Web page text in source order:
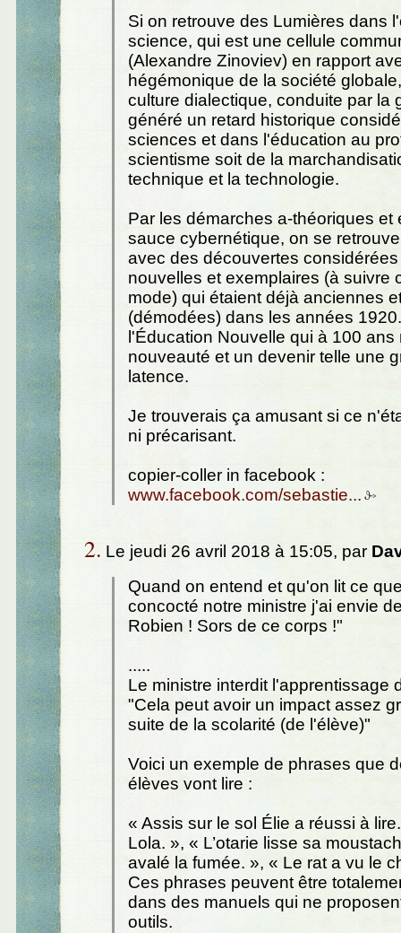
Si on retrouve des Lumières dans
science, qui est une cellule
(Alexandre Zinoviev) en rapport
hégémonique de la société
culture dialectique, conduite par la
généré un retard historique
sciences et dans l'éducation au
scientisme soit de la
technique et la technologie.
Par les démarches a-théoriques et
sauce cybernétique, on se
avec des découvertes
nouvelles et exemplaires (à suivre
mode) qui étaient déjà anciennes
(démodées) dans les années
l'Éducation Nouvelle qui à 100 ans
nouveauté et un devenir telle une
latence.
Je trouverais ça amusant si ce
ni précarisant.
copier-coller in facebook :
www.facebook.com/sebastie...
2. Le jeudi 26 avril 2018 à 15:05, par
Quand on entend et qu'on lit ce
concocté notre ministre j'ai envie
Robien ! Sors de ce corps !"
.....
Le ministre interdit l'apprentissage
"Cela peut avoir un impact assez
suite de la scolarité (de l'élève)"
Voici un exemple de phrases que
élèves vont lire :
« Assis sur le sol Élie a réussi à
Lola. », « L’otarie lisse sa
avalé la fumée. », « Le rat a vu le
Ces phrases peuvent être
dans des manuels qui ne
outils.